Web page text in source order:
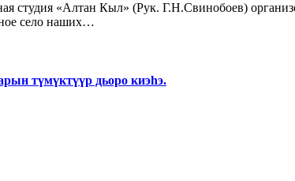
село наших…
түмүктүүр дьоро киэһэ.